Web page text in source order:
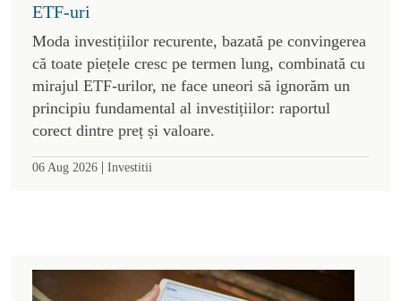
ETF-uri
Moda investițiilor recurente, bazată pe convingerea
că toate piețele cresc pe termen lung, combinată cu
mirajul ETF-urilor, ne face uneori să ignorăm un
principiu fundamental al investițiilor: raportul
corect dintre preț și valoare.
06 Aug 2026 | Investitii